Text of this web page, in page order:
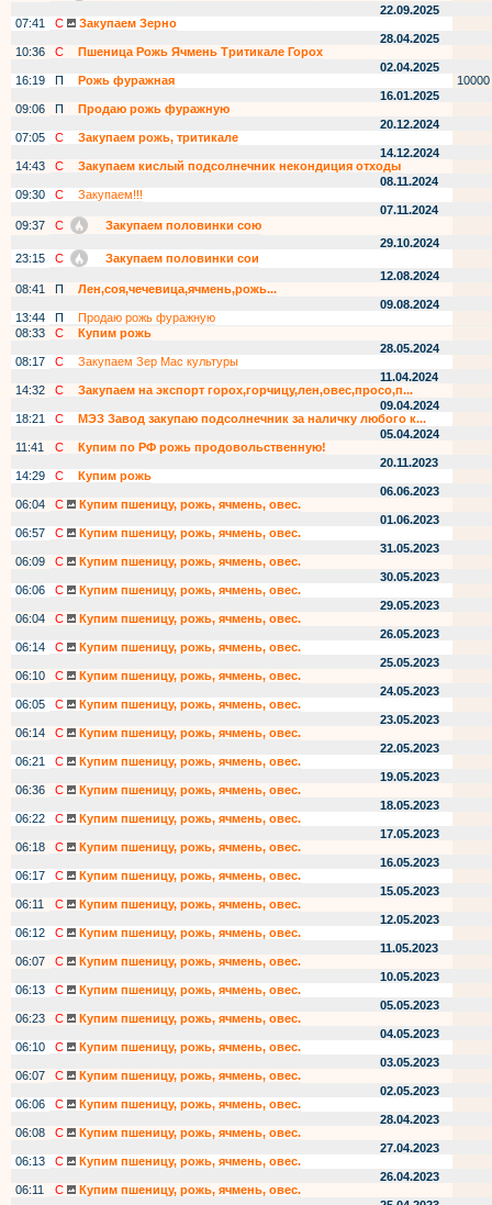
22.09.2025
07:41
С
Закупаем Зерно
28.04.2025
10:36
С
Пшеница Рожь Ячмень Тритикале Горох
02.04.2025
16:19
П Рожь фуражная
10000
16.01.2025
09:06
П
Продаю рожь фуражную
20.12.2024
07:05
С
Закупаем рожь, тритикале
14.12.2024
14:43
С
Закупаем кислый подсолнечник некондиция отходы
08.11.2024
09:30
С
Закупаем!!!
07.11.2024
09:37
С
Закупаем половинки сою
29.10.2024
23:15
С
Закупаем половинки сои
12.08.2024
08:41
П
Лен,соя,чечевица,ячмень,рожь...
09.08.2024
13:44
П
Продаю рожь фуражную
08:33
С
Купим рожь
28.05.2024
08:17
С
Закупаем Зер Мас культуры
11.04.2024
14:32
С
Закупаем на экспорт горох,горчицу,лен,овес,просо,п...
09.04.2024
18:21
С
МЭЗ Завод закупаю подсолнечник за наличку любого к...
05.04.2024
11:41
С
Купим по РФ рожь продовольственную!
20.11.2023
14:29
С
Купим рожь
06.06.2023
06:04
С
Купим пшеницу, рожь, ячмень, овес.
01.06.2023
06:57
С
Купим пшеницу, рожь, ячмень, овес.
31.05.2023
06:09
С
Купим пшеницу, рожь, ячмень, овес.
30.05.2023
06:06
С
Купим пшеницу, рожь, ячмень, овес.
29.05.2023
06:04
С
Купим пшеницу, рожь, ячмень, овес.
26.05.2023
06:14
С
Купим пшеницу, рожь, ячмень, овес.
25.05.2023
06:10
С
Купим пшеницу, рожь, ячмень, овес.
24.05.2023
06:05
С
Купим пшеницу, рожь, ячмень, овес.
23.05.2023
06:14
С
Купим пшеницу, рожь, ячмень, овес.
22.05.2023
06:21
С
Купим пшеницу, рожь, ячмень, овес.
19.05.2023
06:36
С
Купим пшеницу, рожь, ячмень, овес.
18.05.2023
06:22
С
Купим пшеницу, рожь, ячмень, овес.
17.05.2023
06:18
С
Купим пшеницу, рожь, ячмень, овес.
16.05.2023
06:17
С
Купим пшеницу, рожь, ячмень, овес.
15.05.2023
06:11
С
Купим пшеницу, рожь, ячмень, овес.
12.05.2023
06:12
С
Купим пшеницу, рожь, ячмень, овес.
11.05.2023
06:07
С
Купим пшеницу, рожь, ячмень, овес.
10.05.2023
06:13
С
Купим пшеницу, рожь, ячмень, овес.
05.05.2023
06:23
С
Купим пшеницу, рожь, ячмень, овес.
04.05.2023
06:10
С
Купим пшеницу, рожь, ячмень, овес.
03.05.2023
06:07
С
Купим пшеницу, рожь, ячмень, овес.
02.05.2023
06:06
С
Купим пшеницу, рожь, ячмень, овес.
28.04.2023
06:08
С
Купим пшеницу, рожь, ячмень, овес.
27.04.2023
06:13
С
Купим пшеницу, рожь, ячмень, овес.
26.04.2023
06:11
С
Купим пшеницу, рожь, ячмень, овес.